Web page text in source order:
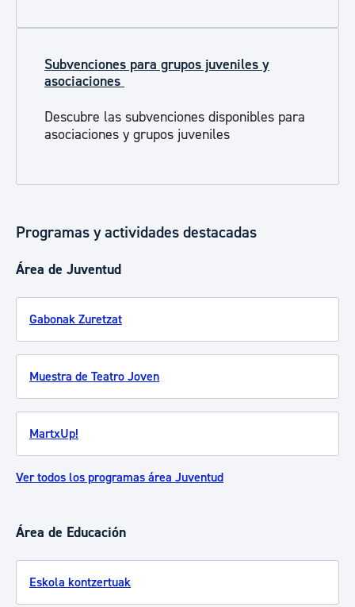
Subvenciones para grupos juveniles y
asociaciones
Descubre las subvenciones disponibles para
asociaciones y grupos juveniles
Programas y actividades destacadas
Área de Juventud
Gabonak Zuretzat
Muestra de Teatro Joven
MartxUp!
Ver todos los programas área Juventud
Área de Educación
Eskola kontzertuak